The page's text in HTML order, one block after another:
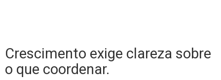
Crescimento exige clareza sobre
o que coordenar.